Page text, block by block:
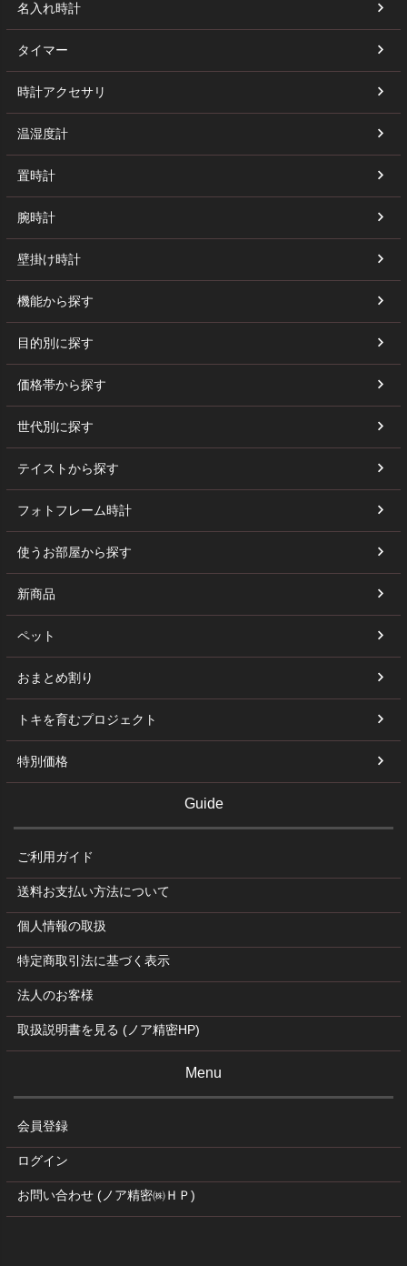
名入れ時計
タイマー
時計アクセサリ
温湿度計
置時計
腕時計
壁掛け時計
機能から探す
目的別に探す
価格帯から探す
世代別に探す
テイストから探す
フォトフレーム時計
使うお部屋から探す
新商品
ペット
おまとめ割り
トキを育むプロジェクト
特別価格
Guide
ご利用ガイド
送料お支払い方法について
個人情報の取扱
特定商取引法に基づく表示
法人のお客様
取扱説明書を見る (ノア精密HP)
Menu
会員登録
ログイン
お問い合わせ (ノア精密㈱ＨＰ)